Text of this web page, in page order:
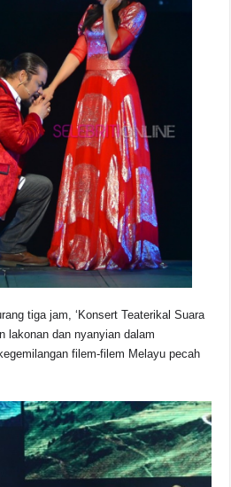
tiga jam, ‘Konsert Teaterikal Suara
lakonan dan nyanyian dalam
filem-filem Melayu pecah